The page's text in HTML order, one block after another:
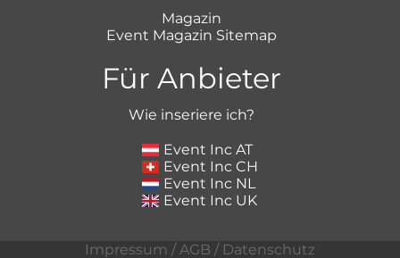
Magazin
Event Magazin Sitemap
Für Anbieter
Wie inseriere ich?
Event Inc AT
Event Inc CH
Event Inc NL
Event Inc UK
Impressum /AGB / Datenschutz